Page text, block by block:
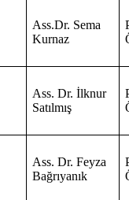
Ass.Dr. Sema
Kurnaz
Ass. Dr. İlknur
Satılmış
Ass. Dr. Feyza
Bağrıyanık